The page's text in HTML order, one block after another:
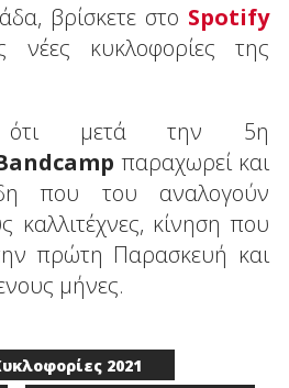
βρίσκετε στο Spotify
νέες κυκλοφορίες της
ότι μετά την 5η
παραχωρεί και
που του αναλογούν
καλλιτέχνες, κίνηση που
πρώτη Παρασκευή και
μήνες.
2021